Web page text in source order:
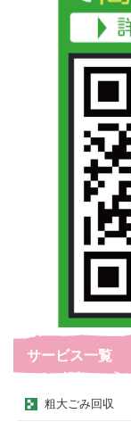
サービス一覧
粗大ごみ回収